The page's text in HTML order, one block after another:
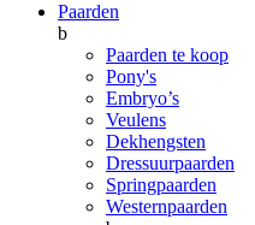
Paarden
b
Paarden te koop
Pony's
Embryo’s
Veulens
Dekhengsten
Dressuurpaarden
Springpaarden
Westernpaarden